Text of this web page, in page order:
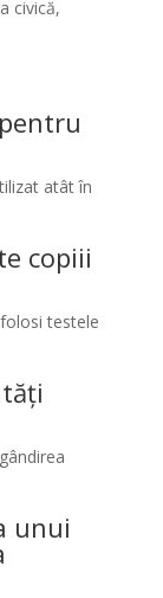
civică,
atât în
copiii
testele
unui